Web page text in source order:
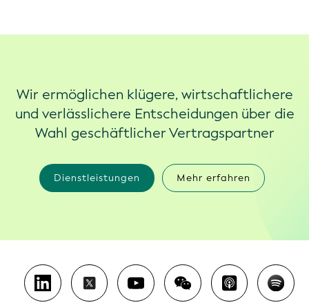
Wir ermöglichen klügere, wirtschaftlichere
und verlässlichere Entscheidungen über die
Wahl geschäftlicher Vertragspartner
Dienstleistungen Mehr erfahren